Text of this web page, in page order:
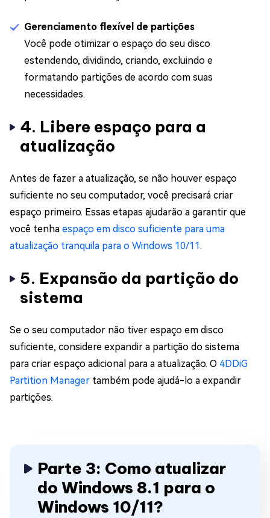
Gerenciamento flexível de partições
Você pode otimizar o espaço do seu disco
estendendo, dividindo, criando, excluindo e
formatando partições de acordo com suas
necessidades.
4. Libere espaço para a
atualização
Antes de fazer a atualização, se não houver espaço
suficiente no seu computador, você precisará criar
espaço primeiro. Essas etapas ajudarão a garantir que
você tenha espaço em disco suficiente para uma
atualização tranquila para o Windows 10/11 .
5. Expansão da partição do
sistema
Se o seu computador não tiver espaço em disco
suficiente, considere expandir a partição do sistema
para criar espaço adicional para a atualização. O 4DDiG
Partition Manager também pode ajudá-lo a expandir
partições.
Parte 3: Como atualizar
do Windows 8.1 para o
Windows 10/11?